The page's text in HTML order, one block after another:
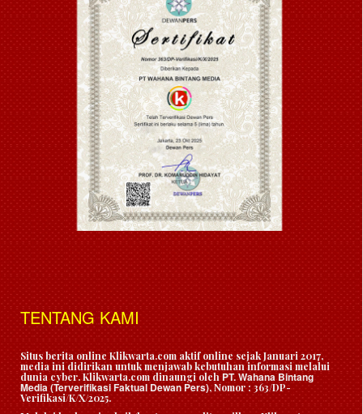
TENTANG KAMI
Situs berita online Klikwarta.com aktif online sejak Januari 2017,
media ini didirikan untuk menjawab kebutuhan informasi melalui
dunia cyber. Klikwarta.com dinaungi oleh PT. Wahana Bintang
Media (Terverifikasi Faktual Dewan Pers), Nomor : 363/DP-
Verifikasi/K/X/2025.